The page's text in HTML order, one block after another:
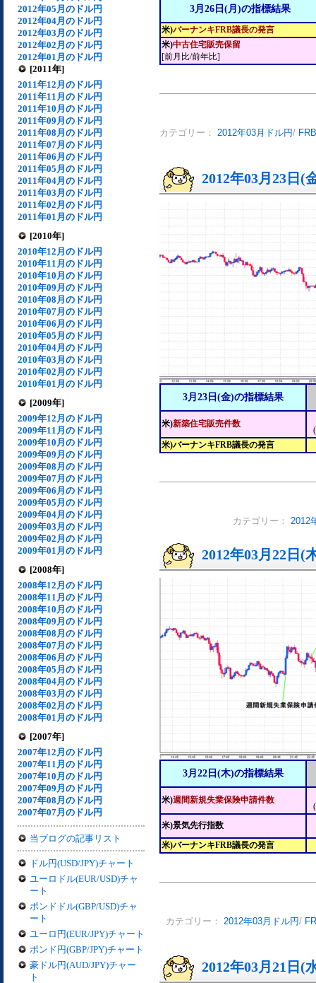
2012年05月のドル円
2012年04月のドル円
2012年03月のドル円
2012年02月のドル円
2012年01月のドル円
[2011年]
2011年12月のドル円
2011年11月のドル円
2011年10月のドル円
2011年09月のドル円
2011年08月のドル円
2011年07月のドル円
2011年06月のドル円
2011年05月のドル円
2011年04月のドル円
2011年03月のドル円
2011年02月のドル円
2011年01月のドル円
[2010年]
2010年12月のドル円
2010年11月のドル円
2010年10月のドル円
2010年09月のドル円
2010年08月のドル円
2010年07月のドル円
2010年06月のドル円
2010年05月のドル円
2010年04月のドル円
2010年03月のドル円
2010年02月のドル円
2010年01月のドル円
[2009年]
2009年12月のドル円
2009年11月のドル円
2009年10月のドル円
2009年09月のドル円
2009年08月のドル円
2009年07月のドル円
2009年06月のドル円
2009年05月のドル円
2009年04月のドル円
2009年03月のドル円
2009年02月のドル円
2009年01月のドル円
[2008年]
2008年12月のドル円
2008年11月のドル円
2008年10月のドル円
2008年09月のドル円
2008年08月のドル円
2008年07月のドル円
2008年06月のドル円
2008年05月のドル円
2008年04月のドル円
2008年03月のドル円
2008年02月のドル円
2008年01月のドル円
[2007年]
2007年12月のドル円
2007年11月のドル円
2007年10月のドル円
2007年09月のドル円
2007年08月のドル円
2007年07月のドル円
当ブログの記事リスト
ドル円(USD/JPY)チャート
ユーロドル(EUR/USD)チャ
ート
ポンドドル(GBP/USD)チャ
ート
ユーロ円(EUR/JPY)チャート
ポンド円(GBP/JPY)チャート
豪ドル円(AUD/JPY)チャー
ト
3月26日(月)の指標結果
米)バーナンキFRB議長の発言
米)中古住宅販売保留
[前月比/前年比]
カテゴリー： 2012年03月ドル円/
2012年03月23日(
3月23日(金)の指標結果
米)新築住宅販売件数
米)バーナンキFRB議長の発言
カテゴリー： 2012
2012年03月22日(
3月22日(木)の指標結果
米)週間新規失業保険申請件数
米)景気先行指数
米)バーナンキFRB議長の発言
カテゴリー： 2012年03月ドル円/
2012年03月21日(